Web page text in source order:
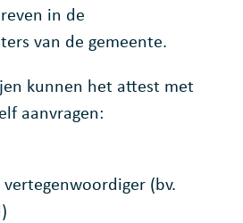
in de
van de gemeente.
kunnen het attest met
aanvragen:
(bv.